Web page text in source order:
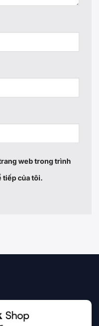
web trong trình
tiếp của tôi.